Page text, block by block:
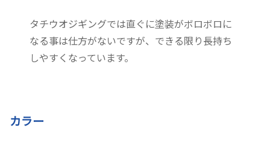
タチウオジギングでは直ぐに塗装がボロボロに
なる事は仕方がないですが、できる限り長持ち
しやすくなっています。
カラー